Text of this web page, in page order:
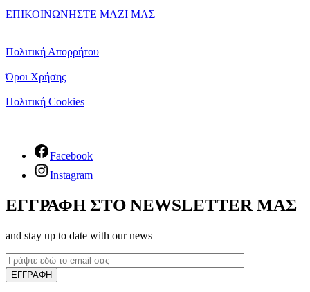
ΕΠΙΚΟΙΝΩΝΗΣΤΕ ΜΑΖΙ ΜΑΣ
Πολιτική Απορρήτου
Όροι Χρήσης
Πολιτική Cookies
Facebook
Instagram
ΕΓΓΡΑΦΗ ΣΤΟ NEWSLETTER ΜΑΣ
and stay up to date with our news